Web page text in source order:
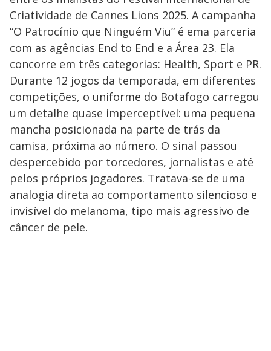
Criatividade de Cannes Lions 2025. A campanha
“O Patrocínio que Ninguém Viu” é ema parceria
com as agências End to End e a Área 23. Ela
concorre em três categorias: Health, Sport e PR.
Durante 12 jogos da temporada, em diferentes
competições, o uniforme do Botafogo carregou
um detalhe quase imperceptível: uma pequena
mancha posicionada na parte de trás da
camisa, próxima ao número. O sinal passou
despercebido por torcedores, jornalistas e até
pelos próprios jogadores. Tratava-se de uma
analogia direta ao comportamento silencioso e
invisível do melanoma, tipo mais agressivo de
câncer de pele.